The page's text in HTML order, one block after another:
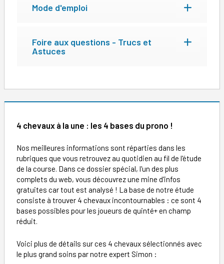
Mode d'emploi
Foire aux questions - Trucs et
Astuces
4 chevaux à la une : les 4 bases du prono !
Nos meilleures informations sont réparties dans les
rubriques que vous retrouvez au quotidien au fil de l'étude
de la course. Dans ce dossier spécial, l'un des plus
complets du web, vous découvrez une mine d'infos
gratuites car tout est analysé ! La base de notre étude
consiste à trouver 4 chevaux incontournables : ce sont 4
bases possibles pour les joueurs de quinté+ en champ
réduit.
Voici plus de détails sur ces 4 chevaux sélectionnés avec
le plus grand soins par notre expert Simon :